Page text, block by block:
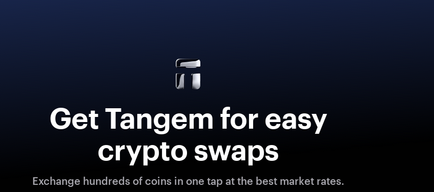
Get Tangem for easy
crypto swaps
Exchange hundreds of coins in one tap at the best market rates.